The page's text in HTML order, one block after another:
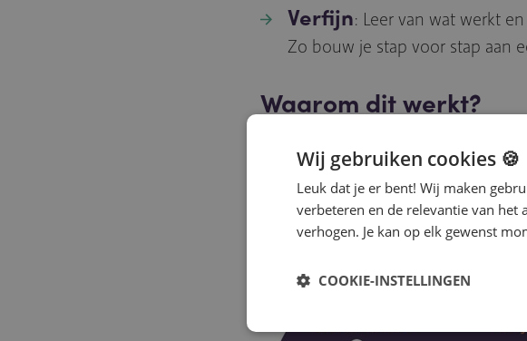
Verfijn: Leer van wat werkt
Zo bouw je stap voor stap aan
Waarom dit werkt?
Omdat je niet alleen kijkt naar
Theory U helpt je om keuzes te
later.
Wij gebruiken cookies 🍪
Leuk dat je er bent! Wij maken
verbeteren en de relevantie van het
verhogen. Je kan op elk gewenst
COOKIE-INSTELLINGEN